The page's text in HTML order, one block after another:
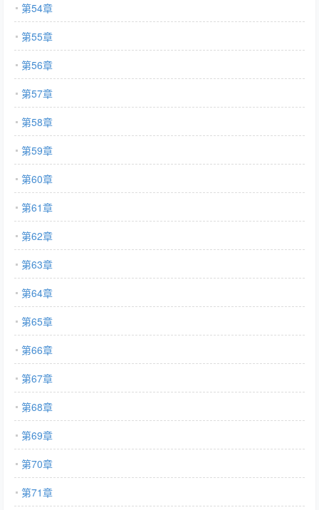
第54章
第55章
第56章
第57章
第58章
第59章
第60章
第61章
第62章
第63章
第64章
第65章
第66章
第67章
第68章
第69章
第70章
第71章